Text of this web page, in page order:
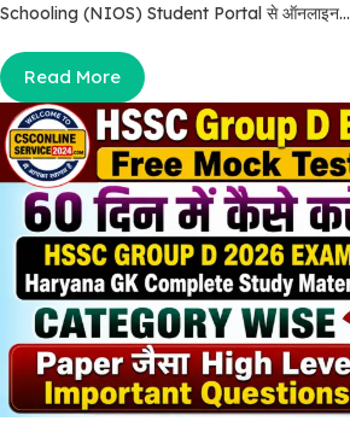
Schooling (NIOS) Student Portal से ऑनलाइन...
Read More